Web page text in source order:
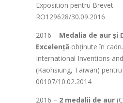
Exposition pentru Brevet
RO129628/30.09.2016
2016 – Medalia de aur și
Excelență obținute în
International Inventions
(Kaohsiung, Taiwan) pentru
00107/10.02.2014
2016 – 2 medalii de aur